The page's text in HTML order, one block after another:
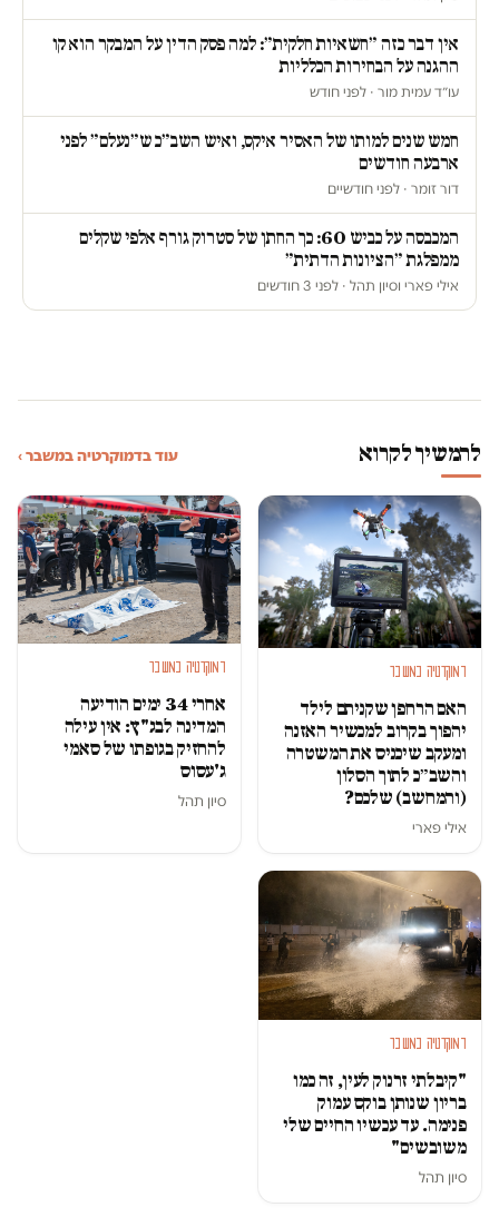
אין דבר כזה ״חשאיות חלקית״: למה פסק הדין על המבקר הוא קו
ההגנה על הבחירות הכלליות
עו״ד עמית מור · לפני חודש
חמש שנים למותו של האסיר איקס, ואיש השב״כ ש״נעלם״ לפני
ארבעה חודשים
דור זומר · לפני חודשיים
המכבסה על כביש 60: כך החתן של סטרוק גורף אלפי שקלים
ממפלגת ״הציונות הדתית״
אילי פארי וסיון תהל · לפני 3 חודשים
להמשיך לקרוא עוד בדמוקרטיה במשבר ›
דמוקרטיה במשבר
האם הרחפן שקניתם לילד
יהפוך בקרוב למכשיר האזנה
ומעקב שיכניס את המשטרה
והשב״כ לתוך הסלון
(והמחשב) שלכם?
אילי פארי
דמוקרטיה במשבר
אחרי 34 ימים הודיעה
המדינה לבג"ץ: אין עילה
להחזיק בגופתו של סאמי
ג'עסוס
סיון תהל
דמוקרטיה במשבר
"קיבלתי זרנוק לעין, זה כמו
בריון שנותן בוקס עמוק
פנימה. עד עכשיו החיים שלי
משובשים"
סיון תהל